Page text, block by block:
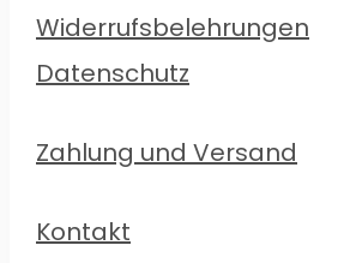
Widerrufsbelehrungen
Datenschutz
Zahlung und Versand
Kontakt